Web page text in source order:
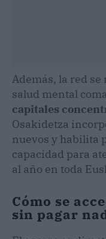
Además, la red
salud mental
capitales
Osakidetza
nuevos y habilita
capacidad para
al año en toda
Cómo se
sin pagar